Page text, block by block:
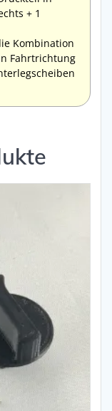
+ 1
Kombination
Fahrtrichtung